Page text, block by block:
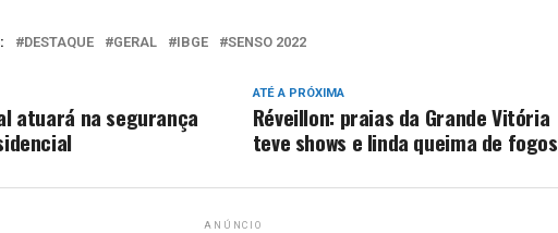
DESTAQUE GERAL IBGE SENSO 2022
ATÉ A PRÓXIMA
Réveillon: praias da Grande Vitória
teve shows e linda queima de fogos
atuará na segurança
ANÚNCIO